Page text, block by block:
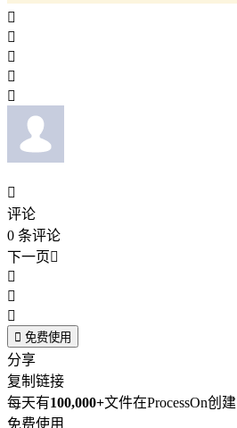






评论
0 条评论
下一页



 免费使用
分享
复制链接
每天有100,000+文件在ProcessOn创建
免费使用